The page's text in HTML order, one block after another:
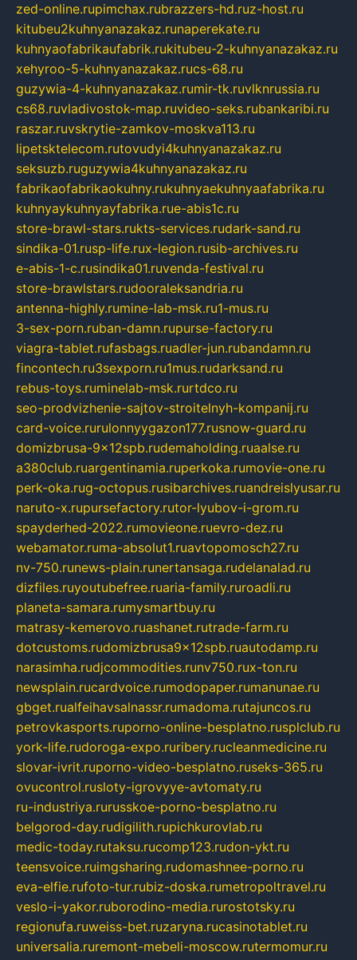
zed-online.rupimchax.rubrazzers-hd.ruz-host.ru
kitubeu2kuhnyanazakaz.runaperekate.ru
kuhnyaofabrikaufabrik.rukitubeu-2-kuhnyanazakaz.ru
xehyroo-5-kuhnyanazakaz.rucs-68.ru
guzywia-4-kuhnyanazakaz.rumir-tk.ruvlknrussia.ru
cs68.ruvladivostok-map.ruvideo-seks.rubankaribi.ru
raszar.ruvskrytie-zamkov-moskva113.ru
lipetsktelecom.rutovudyi4kuhnyanazakaz.ru
seksuzb.ruguzywia4kuhnyanazakaz.ru
fabrikaofabrikaokuhny.rukuhnyaekuhnyaafabrika.ru
kuhnyaykuhnyayfabrika.rue-abis1c.ru
store-brawl-stars.rukts-services.rudark-sand.ru
sindika-01.rusp-life.rux-legion.rusib-archives.ru
e-abis-1-c.rusindika01.ruvenda-festival.ru
store-brawlstars.rudooraleksandria.ru
antenna-highly.rumine-lab-msk.ru1-mus.ru
3-sex-porn.ruban-damn.rupurse-factory.ru
viagra-tablet.rufasbags.ruadler-jun.rubandamn.ru
fincontech.ru3sexporn.ru1mus.rudarksand.ru
rebus-toys.ruminelab-msk.rurtdco.ru
seo-prodvizhenie-sajtov-stroitelnyh-kompanij.ru
card-voice.rurulonnyygazon177.rusnow-guard.ru
domizbrusa-9x12spb.rudemaholding.ruaalse.ru
a380club.ruargentinamia.ruperkoka.rumovie-one.ru
perk-oka.rug-octopus.rusibarchives.ruandreislyusar.ru
naruto-x.rupursefactory.rutor-lyubov-i-grom.ru
spayderhed-2022.rumovieone.ruevro-dez.ru
webamator.ruma-absolut1.ruavtopomosch27.ru
nv-750.runews-plain.runertansaga.rudelanalad.ru
dizfiles.ruyoutubefree.ruaria-family.ruroadli.ru
planeta-samara.rumysmartbuy.ru
matrasy-kemerovo.ruashanet.rutrade-farm.ru
dotcustoms.rudomizbrusa9x12spb.ruautodamp.ru
narasimha.rudjcommodities.runv750.rux-ton.ru
newsplain.rucardvoice.rumodopaper.rumanunae.ru
gbget.rualfeihavsalnassr.rumadoma.rutajuncos.ru
petrovkasports.ruporno-online-besplatno.rusplclub.ru
york-life.rudoroga-expo.ruribery.rucleanmedicine.ru
slovar-ivrit.ruporno-video-besplatno.ruseks-365.ru
ovucontrol.rusloty-igrovyye-avtomaty.ru
ru-industriya.rurusskoe-porno-besplatno.ru
belgorod-day.rudigilith.rupichkurovlab.ru
medic-today.rutaksu.rucomp123.rudon-ykt.ru
teensvoice.ruimgsharing.rudomashnee-porno.ru
eva-elfie.rufoto-tur.rubiz-doska.rumetropoltravel.ru
veslo-i-yakor.ruborodino-media.rurostotsky.ru
regionufa.ruweiss-bet.ruzaryna.rucasinotablet.ru
universalia.ruremont-mebeli-moscow.rutermomur.ru